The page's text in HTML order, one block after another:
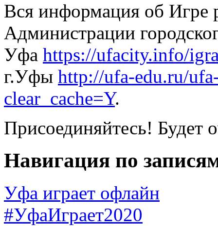
Вся информация об Игре
Администрации
Уфа https://ufacity.info/
г.Уфы http://ufa-edu.ru/
clear_cache=Y.
Присоединяйтесь! Будет
Навигация по
Уфа играет офлайн
#УфаИграет2020